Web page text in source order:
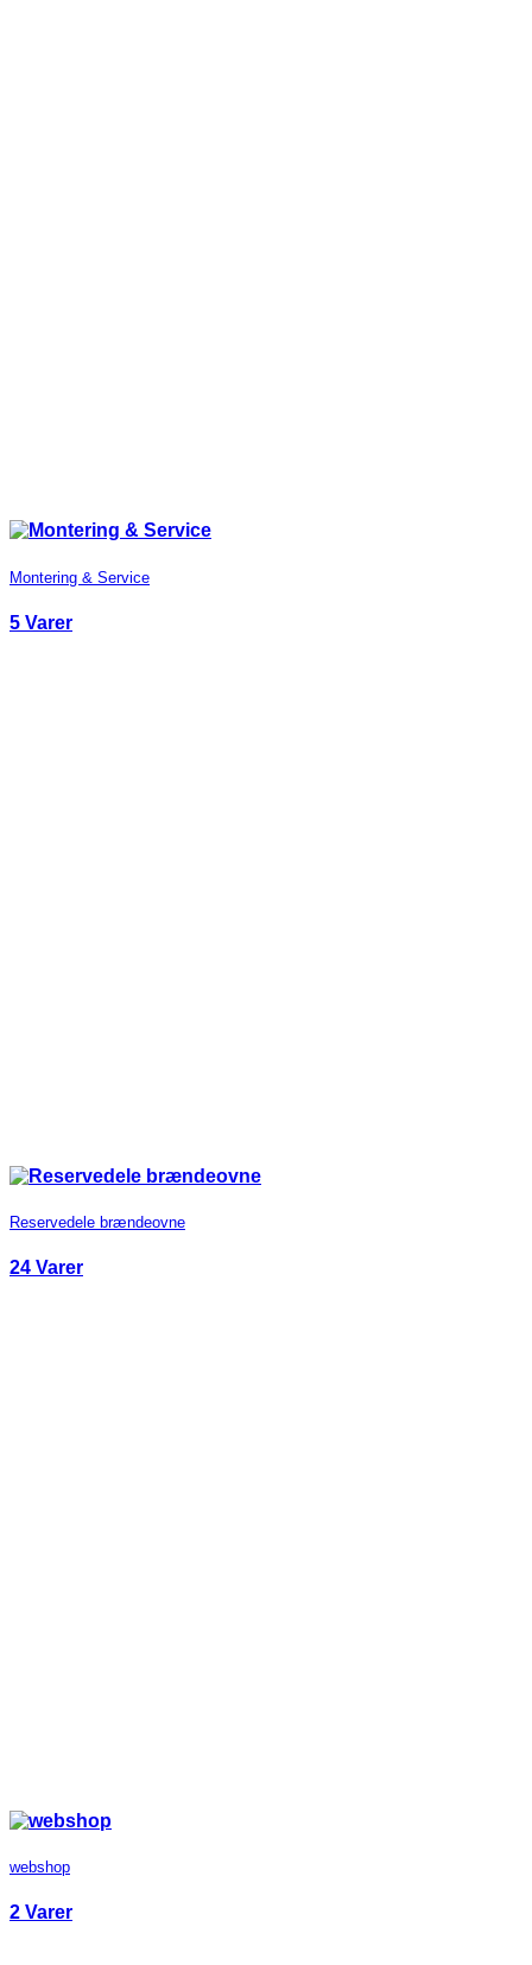
Montering & Service
5 Varer
Reservedele brændeovne
24 Varer
webshop
2 Varer